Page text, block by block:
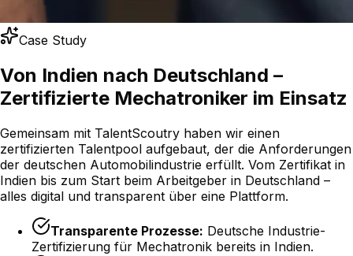
Case Study
Von Indien nach Deutschland –
Zertifizierte Mechatroniker im Einsatz
Gemeinsam mit TalentScoutry haben wir einen
zertifizierten Talentpool aufgebaut, der die Anforderungen
der deutschen Automobilindustrie erfüllt. Vom Zertifikat in
Indien bis zum Start beim Arbeitgeber in Deutschland –
alles digital und transparent über eine Plattform.
Transparente Prozesse: Deutsche Industrie-
Zertifizierung für Mechatronik bereits in Indien.